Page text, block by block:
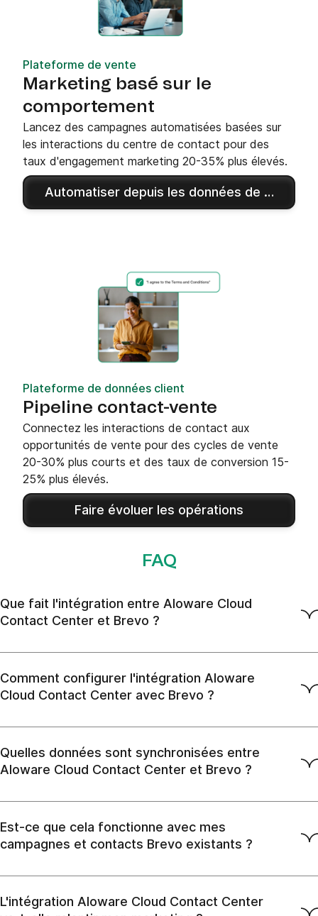
Plateforme de vente
Marketing basé sur le
comportement
Lancez des campagnes automatisées basées sur
les interactions du centre de contact pour des
taux d'engagement marketing 20-35% plus élevés.
Automatiser depuis les données de contact
Plateforme de données client
Pipeline contact-vente
Connectez les interactions de contact aux
opportunités de vente pour des cycles de vente
20-30% plus courts et des taux de conversion 15-
25% plus élevés.
Faire évoluer les opérations
FAQ
Que fait l'intégration entre Aloware Cloud
Contact Center et Brevo ?
Comment configurer l'intégration Aloware
Cloud Contact Center avec Brevo ?
Quelles données sont synchronisées entre
Aloware Cloud Contact Center et Brevo ?
Est-ce que cela fonctionne avec mes
campagnes et contacts Brevo existants ?
L'intégration Aloware Cloud Contact Center